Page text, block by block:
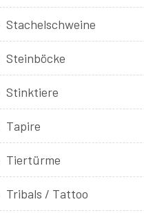
Stachelschweine
Steinböcke
Stinktiere
Tapire
Tiertürme
Tribals / Tattoo